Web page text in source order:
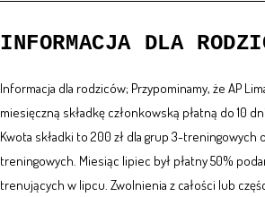
INFORMACJA DLA
Informacja dla rodziców; Przypominamy, że AP
miesięczną składkę członkowską płatną do 10
Kwota składki to 200 zł dla grup 3-treningowych
treningowych. Miesiąc lipiec był płatny 50%
trenujących w lipcu. Zwolnienia z całości lub